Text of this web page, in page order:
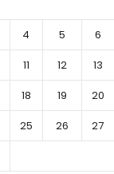
4 5 6
11 12 13
18 19 20
25 26 27